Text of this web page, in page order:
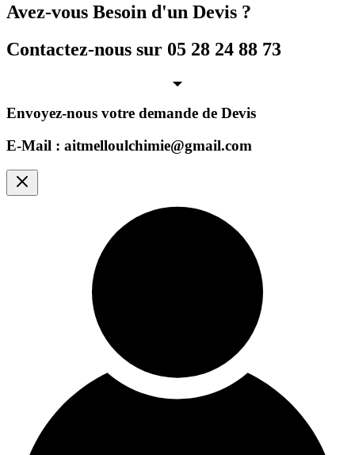
Avez-vous Besoin d'un Devis ?
Contactez-nous sur 05 28 24 88 73
Envoyez-nous votre demande de Devis
E-Mail : aitmelloulchimie@gmail.com